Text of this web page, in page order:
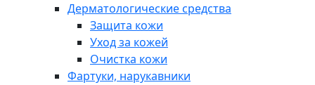
Дерматологические средства
Защита кожи
Уход за кожей
Очистка кожи
Фартуки, нарукавники